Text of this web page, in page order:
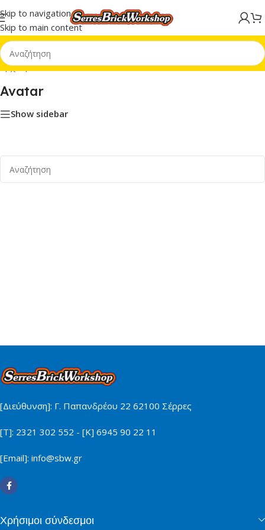
Skip to navigation
Skip to main content
Αρχική σελίδα/Avatar
Avatar
Show sidebar
[Διεύθυνση]: Γ. Παπανδρέου 22 62100 Σέρρες
[Τ]: 2321 302 552 - [Κ] 6945 90 22 11
[Email]: info@sbw.gr
Χρήσιμοι σύνδεσμοι